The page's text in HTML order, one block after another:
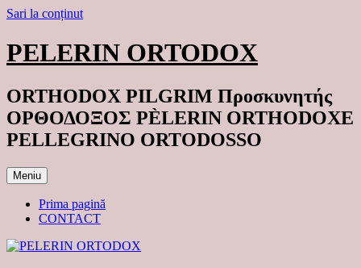
Sari la conținut
PELERIN ORTODOX
ORTHODOX PILGRIM Προσκυνητής
ΟΡΘΟΔΟΞΟΣ PÈLERIN ORTHODOXE
PELLEGRINO ORTODOSSO
Meniu
Prima pagină
CONTACT